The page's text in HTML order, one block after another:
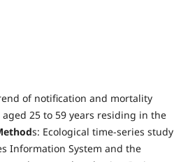
of notification and mortality
25 to 59 years residing in the
s: Ecological time-series study
Information System and the